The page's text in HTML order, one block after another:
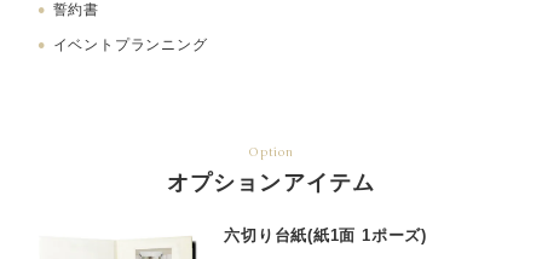
誓約書
イベントプランニング
Option
オプションアイテム
六切り台紙(紙1面 1ポーズ)